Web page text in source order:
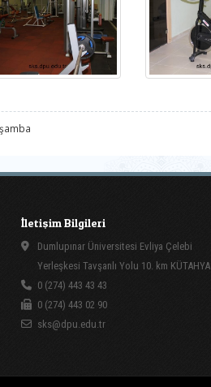
İletişim Bilgileri
Dumlupınar Üniversitesi Evliya Çelebi
Yerleşkesi Tavşanlı Yolu 10. km KÜTAHYA
0 (274) 443 43 43
0 (274) 443 02 90
sks@dpu.edu.tr